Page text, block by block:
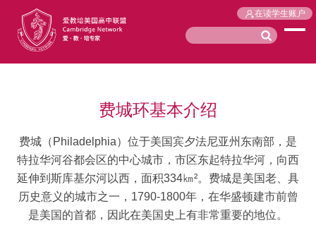
在读学生账户
费城环基本介绍
费城（Philadelphia）位于美国宾夕法尼亚州东南部，是
特拉华河谷都会区的中心城市，市区东起特拉华河，向西
延伸到斯库基尔河以西，面积334㎞²。费城是美国老、具
历史意义的城市之一，1790-1800年，在华盛顿建市前曾
是美国的首都，因此在美国史上有非常重要的地位。